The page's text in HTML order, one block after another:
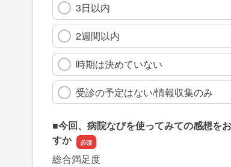
3日以内
2週間以内
時期は決めていない
受診の予定はない/情報収集のみ
■今回、病院なびを使ってみての感想を
すか
総合満足度